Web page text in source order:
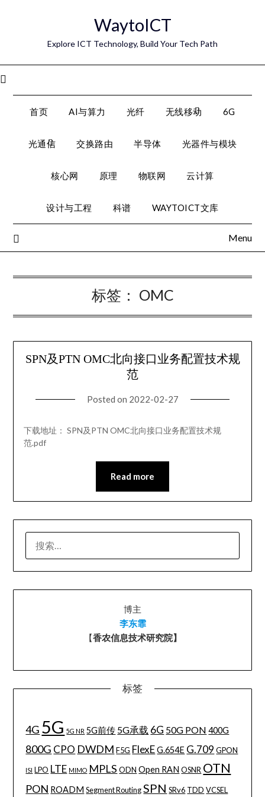
WaytoICT
Explore ICT Technology, Build Your Tech Path
首页 AI与算力 光纤 无线移动 6G
光通信 交换路由 半导体 光器件与模块
核心网 原理 物联网 云计算
设计与工程 科谱 WAYTOICT文库
Menu
标签： OMC
SPN及PTN OMC北向接口业务配置技术规
范
Posted on 2022-02-27
下载地址： SPN及PTN OMC北向接口业务配置技术规
范.pdf
Read more
索：
博主
李东霏
【香农信息技术研究院】
标签
4G 5G 5G NR 5G前传 5G承载 6G 50G PON 400G
800G CPO DWDM F5G FlexE G.654E G.709 GPON
ISI LPO LTE MIMO MPLS ODN Open RAN OSNR OTN
PON ROADM Segment Routing SPN SRv6 TDD VCSEL